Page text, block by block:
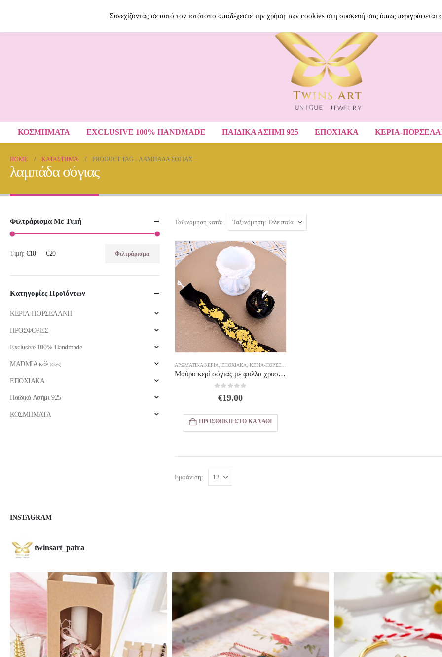
ΚΟΣΜΗΜΑΤΑ EXCLUSIVE 100% HANDMADE ΠΑΙΔΙΚΆ ΑΣΉΜΙ 925 ΕΠΟΧΙΑΚΑ ΚΕΡΙΑ-
HOME ΚΑΤΆΣΤΗΜΑ PRODUCT TAG - ΛΑΜΠΆΔΑ ΣΌΓΙΑΣ
λαμπάδα σόγιας
Ταξινόμηση κατά:
ΑΡΩΜΑΤΙΚΆ ΚΕΡΙΆ ΕΠΟΧΙΑΚΑ ΚΕΡΙΑ-ΠΟΡΣΕΛΑΝΗ
Μαύρο κερί σόγιας με φυλλα χρυσού σετ 3 τμχ
€19.00
ΠΡΟΣΘΉΚΗ ΣΤΟ ΚΑΛΆΘΙ
Εμφάνιση:
Φιλτράρισμα Με Τιμή
Ελάχιστη
Μέγιστη
Φιλτράρισμα
Τιμή:€10—€20
Κατηγορίες Προϊόντων
ΚΕΡΙΑ-ΠΟΡΣΕΛΑΝΗ
ΠΡΟΣΦΟΡΕΣ
Exclusive 100% Handmade
MADMIA κάλτσες
ΕΠΟΧΙΑΚΑ
Παιδικά Ασήμι 925
ΚΟΣΜΗΜΑΤΑ
INSTAGRAM
twinsart_patra
Συνεχίζοντας σε αυτό τον ιστότοπο αποδέχεστε την χρήση των cookies στη συσκευή σας όπως περιγράφεται